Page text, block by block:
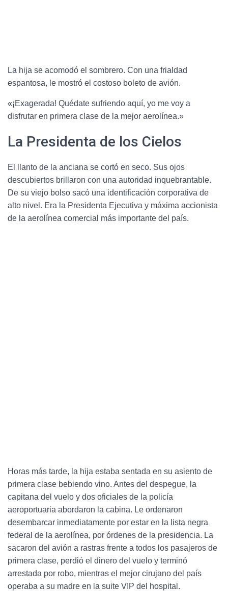
La hija se acomodó el sombrero. Con una frialdad
espantosa, le mostró el costoso boleto de avión.
«¡Exagerada! Quédate sufriendo aquí, yo me voy a
disfrutar en primera clase de la mejor aerolínea.»
La Presidenta de los Cielos
El llanto de la anciana se cortó en seco. Sus ojos
descubiertos brillaron con una autoridad inquebrantable.
De su viejo bolso sacó una identificación corporativa de
alto nivel. Era la Presidenta Ejecutiva y máxima accionista
de la aerolínea comercial más importante del país.
Horas más tarde, la hija estaba sentada en su asiento de
primera clase bebiendo vino. Antes del despegue, la
capitana del vuelo y dos oficiales de la policía
aeroportuaria abordaron la cabina. Le ordenaron
desembarcar inmediatamente por estar en la lista negra
federal de la aerolínea, por órdenes de la presidencia. La
sacaron del avión a rastras frente a todos los pasajeros de
primera clase, perdió el dinero del vuelo y terminó
arrestada por robo, mientras el mejor cirujano del país
operaba a su madre en la suite VIP del hospital.